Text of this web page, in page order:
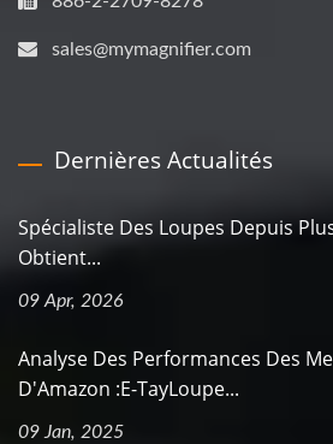
sales@mymagnifier.com
Dernières Actualités
Spécialiste Des Loupes Depuis
Obtient...
09 Apr, 2026
Analyse Des Performances Des
D'Amazon :E-TayLoupe...
09 Jan, 2025